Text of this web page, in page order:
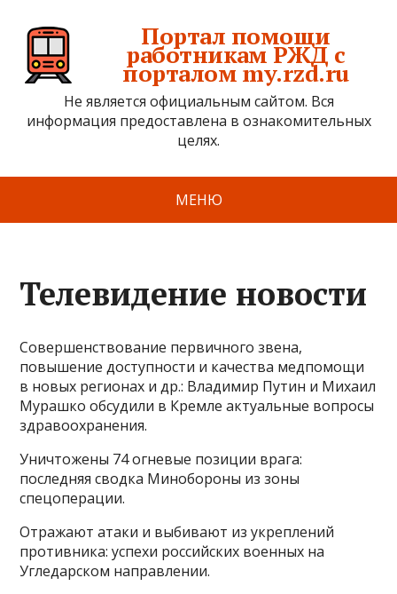
Портал помощи
работникам РЖД с
порталом my.rzd.ru
Не является официальным сайтом. Вся
информация предоставлена в ознакомительных
целях.
МЕНЮ
Телевидение новости
Совершенствование первичного звена,
повышение доступности и качества медпомощи
в новых регионах и др.: Владимир Путин и Михаил
Мурашко обсудили в Кремле актуальные вопросы
здравоохранения.
Уничтожены 74 огневые позиции врага:
последняя сводка Минобороны из зоны
спецоперации.
Отражают атаки и выбивают из укреплений
противника: успехи российских военных на
Угледарском направлении.